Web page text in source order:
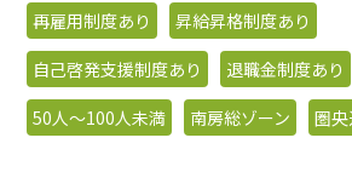
再雇用制度あり
昇給昇格制度あり
自己啓発支援制度あり
退職金制度あり
50人〜100人未満
南房総ゾーン 圏